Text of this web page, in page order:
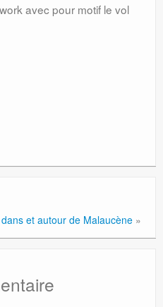
avec pour motif le vol
et autour de Malaucène »